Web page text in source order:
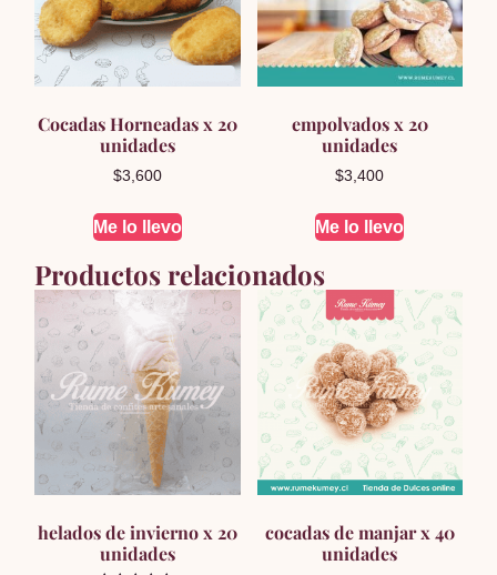
Cocadas Horneadas x 20
unidades
$3,600
Me lo llevo
empolvados x 20
unidades
$3,400
Me lo llevo
Productos relacionados
helados de invierno x 20
unidades
cocadas de manjar x 40
unidades